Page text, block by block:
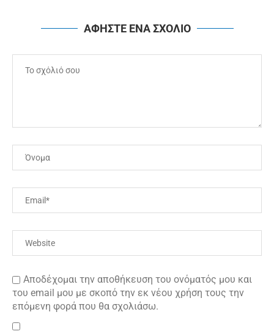
ΑΦΗΣΤΕ ΕΝΑ ΣΧΟΛΙΟ
Αποδέχομαι την αποθήκευση του ονόματός μου και
του email μου με σκοπό την εκ νέου χρήση τους την
επόμενη φορά που θα σχολιάσω.